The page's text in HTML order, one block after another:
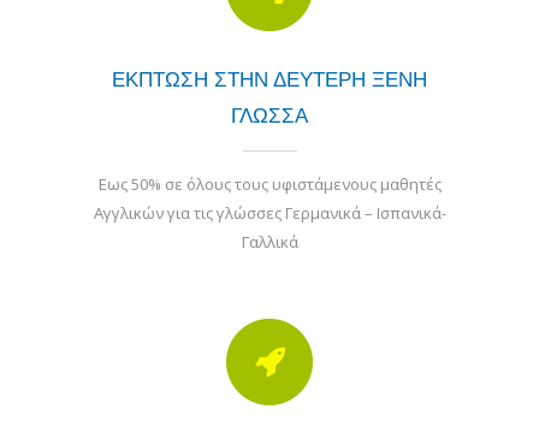
ΕΚΠΤΩΣΗ ΣΤΗΝ ΔΕΥΤΕΡΗ ΞΕΝΗ
ΓΛΩΣΣΑ
Eως 50% σε όλους τους υφιστάμενους μαθητές
Αγγλικών για τις γλώσσες Γερμανικά – Ισπανικά-
Γαλλικά